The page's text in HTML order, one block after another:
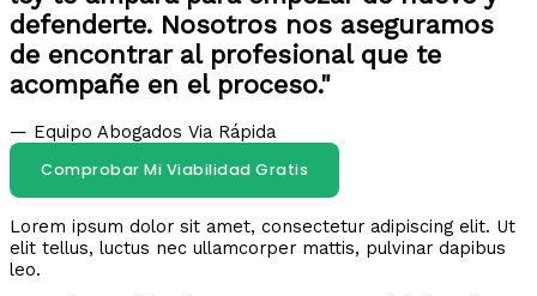
defenderte. Nosotros nos aseguramos
de encontrar al profesional que te
acompañe en el proceso."
— Equipo Abogados Via Rápida
Comprobar Mi Viabilidad Gratis
Lorem ipsum dolor sit amet, consectetur adipiscing elit. Ut
elit tellus, luctus nec ullamcorper mattis, pulvinar dapibus
leo.